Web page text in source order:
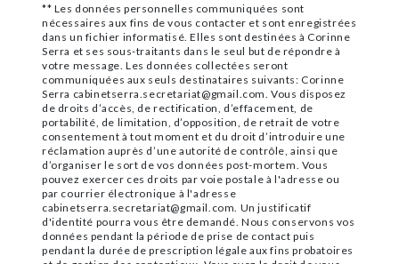
** Les données personnelles communiquées sont
nécessaires aux fins de vous contacter et sont enregistrées
dans un fichier informatisé. Elles sont destinées à Corinne
Serra et ses sous-traitants dans le seul but de répondre à
votre message. Les données collectées seront
communiquées aux seuls destinataires suivants: Corinne
Serra cabinetserra.secretariat@gmail.com. Vous disposez
de droits d’accès, de rectification, d’effacement, de
portabilité, de limitation, d’opposition, de retrait de votre
consentement à tout moment et du droit d’introduire une
réclamation auprès d’une autorité de contrôle, ainsi que
d’organiser le sort de vos données post-mortem. Vous
pouvez exercer ces droits par voie postale à l'adresse ou
par courrier électronique à l'adresse
cabinetserra.secretariat@gmail.com. Un justificatif
d'identité pourra vous être demandé. Nous conservons vos
données pendant la période de prise de contact puis
pendant la durée de prescription légale aux fins probatoires